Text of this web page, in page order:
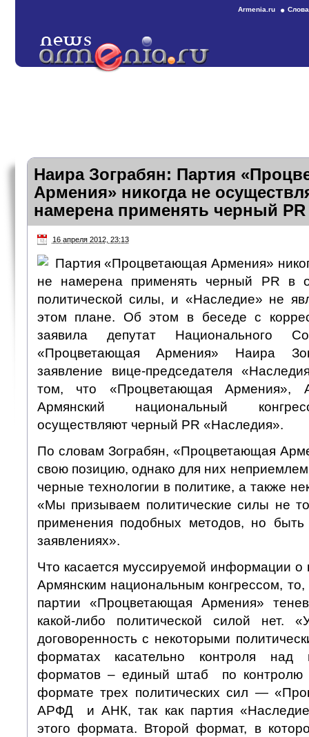
Armenia.ru
Наира Зограбян: Партия
Армения» никогда не
намерена применять черный PR
16 апреля 2012, 23:13
Партия «Процветающая Армения»
не намерена применять черный PR в
политической силы, и «Наследие» не
этом плане. Об этом в беседе с
заявила депутат Национального
«Процветающая Армения» Наира
заявление вице-председателя
том, что «Процветающая Армения»,
Армянский национальный
осуществляют черный PR «Наследия».
По словам Зограбян, «Процветающая
свою позицию, однако для них
черные технологии в политике, а также
«Мы призываем политические силы не
применения подобных методов, но
заявлениях».
Что касается муссируемой информации о
Армянским национальным конгрессом,
партии «Процветающая Армения»
какой-либо политической силой нет.
договоренность с некоторыми
форматах касательно контроля
форматов – единый штаб по контролю
формате трех политических сил —
АРФД и АНК, так как партия
этого формата. Второй формат, в